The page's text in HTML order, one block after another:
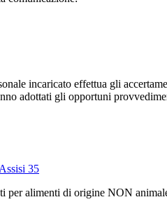
incaricato effettua gli
adottati gli opportuni
35
per alimenti di origine NON